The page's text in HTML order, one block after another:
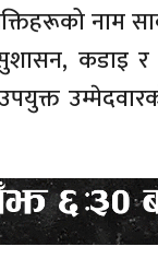
नाम
कडाइ र